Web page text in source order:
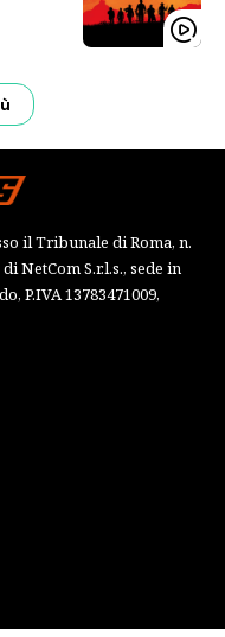
il Tribunale di Roma, n.
NetCom S.r.l.s., sede in
P.IVA 13783471009,